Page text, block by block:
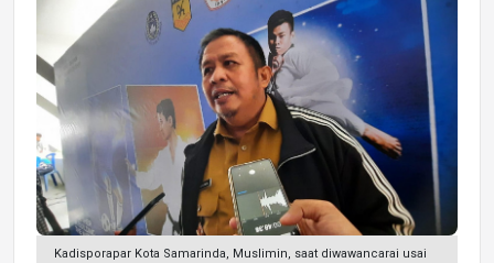
Kadisporapar Kota Samarinda, Muslimin, saat diwawancarai usai